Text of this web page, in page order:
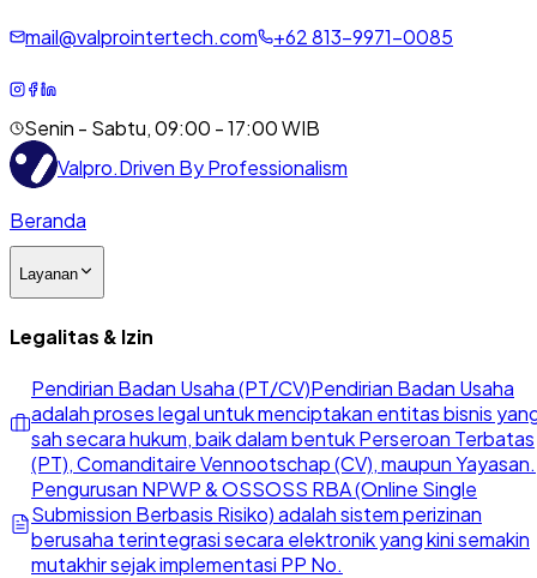
mail@valprointertech.com +62813-9971-0085
Senin - Sabtu, 09:00 - 17:00 WIB
Valpro.Driven By Professionalism
Beranda
Layanan
Legalitas & Izin
Pendirian Badan Usaha (PT/CV)Pendirian Badan Usaha
adalah proses legal untuk menciptakan entitas bisnis
sah secara hukum, baik dalam bentuk Perseroan Terbatas
(PT), Comanditaire Vennootschap (CV), maupun Yayasan.
Pengurusan NPWP & OSSOSS RBA (Online Single
Submission Berbasis Risiko) adalah sistem perizinan
berusaha terintegrasi secara elektronik yang kini semakin
mutakhir sejak implementasi PP No.